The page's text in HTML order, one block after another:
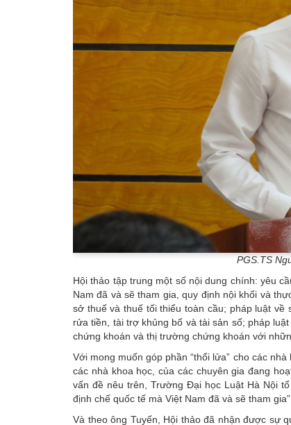
PGS.TS
Hội thảo tập trung một số nội dung chính: yêu
Nam đã và sẽ tham gia, quy định nội khối và
sở thuế và thuế tối thiểu toàn cầu; pháp luật
rửa tiền, tài trợ khủng bố và tài sản số; pháp
chứng khoán và thị trường chứng khoán với
Với mong muốn góp phần “thổi lửa” cho các
các nhà khoa học, của các chuyên gia đang
vấn đề nêu trên, Trường Đại học Luật Hà Nội
định chế quốc tế mà Việt Nam đã và sẽ tham
Và theo ông Tuyến, Hội thảo đã nhận được sự